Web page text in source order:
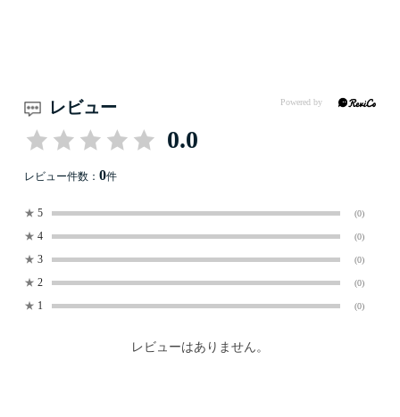
レビュー
0.0
レビュー件数： 0件
★ 5 (0)
★ 4 (0)
★ 3 (0)
★ 2 (0)
★ 1 (0)
レビューはありません。